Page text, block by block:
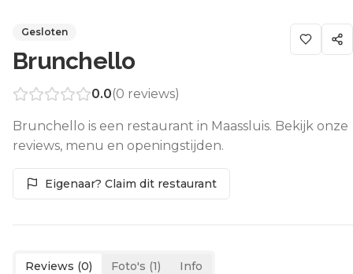
Gesloten
Brunchello
0.0(0 reviews)
Brunchello is een restaurant in Maassluis. Bekijk onze
reviews, menu en openingstijden.
Eigenaar? Claim dit restaurant
Reviews (0) Foto's (1) Info